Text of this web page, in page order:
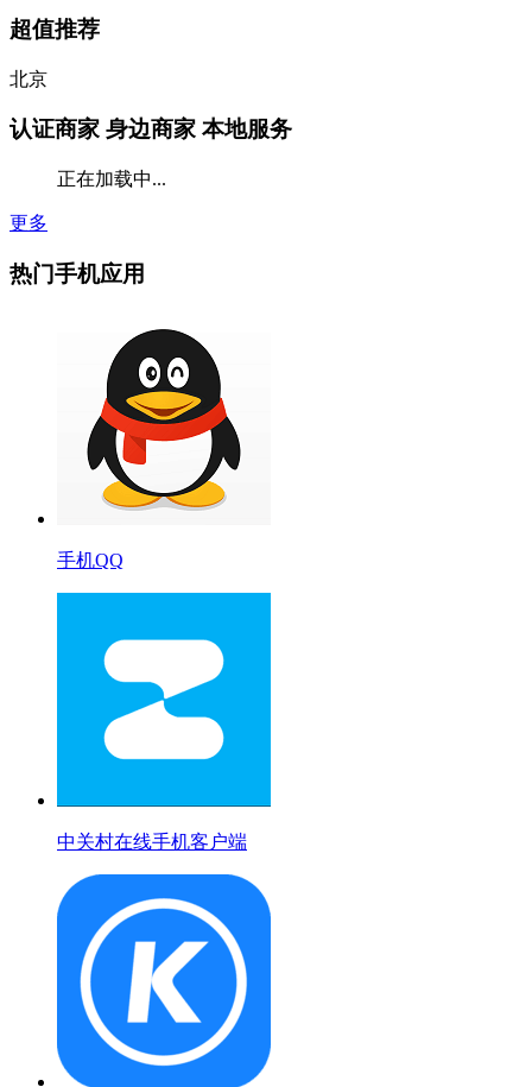
超值推荐
北京
认证商家 身边商家 本地服务
正在加载中...
更多
热门手机应用
手机QQ
中关村在线手机客户端